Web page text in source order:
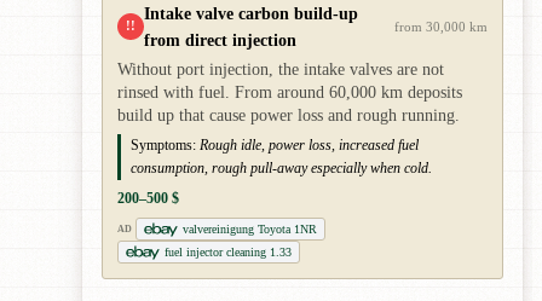
!!
Intake valve carbon build-up
from direct injection
from 30,000 km
Without port injection, the intake valves are not
rinsed with fuel. From around 60,000 km deposits
build up that cause power loss and rough running.
Symptoms: Rough idle, power loss, increased fuel
consumption, rough pull-away especially when cold.
200–500 $
AD
valvereinigung Toyota 1NR
fuel injector cleaning 1.33